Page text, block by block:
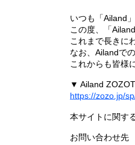
いつも「Ailand
この度、「
これまで長きに
なお、Ailandで
これからも皆様
▼ Ailand
https://zozo.jp/
本サイトに関す
お問い合わせ先